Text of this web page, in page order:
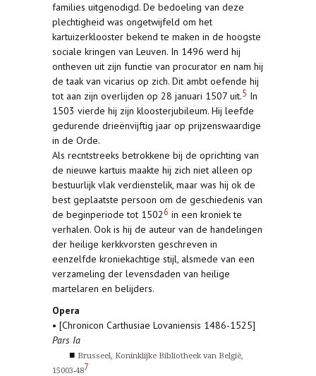
families uitgenodigd. De bedoeling van deze
plechtigheid was ongetwijfeld om het
kartuizerklooster bekend te maken in de hoogste
sociale kringen van Leuven. In 1496 werd hij
ontheven uit zijn functie van procurator en nam hij
de taak van vicarius op zich. Dit ambt oefende hij
tot aan zijn overlijden op 28 januari 1507 uit.5 In
1503 vierde hij zijn kloosterjubileum. Hij leefde
gedurende drieënvijftig jaar op prijzenswaardige
in de Orde.
Als recntstreeks betrokkene bij de oprichting van
de nieuwe kartuis maakte hij zich niet alleen op
bestuurlijk vlak verdienstelik, maar was hij ok de
best geplaatste persoon om de geschiedenis van
de beginperiode tot 15026 in een kroniek te
verhalen. Ook is hij de auteur van de handelingen
der heilige kerkkvorsten geschreven in
eenzelfde kroniekachtige stijl, alsmede van een
verzameling der levensdaden van heilige
martelaren en belijders.
Opera
• [Chronicon Carthusiae Lovaniensis 1486-1525]
Pars Ia
■ Brusseel, Koninklijke Bibliotheek van België,
15003-487